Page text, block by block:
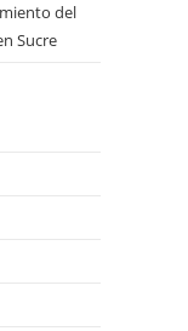
del
Sucre